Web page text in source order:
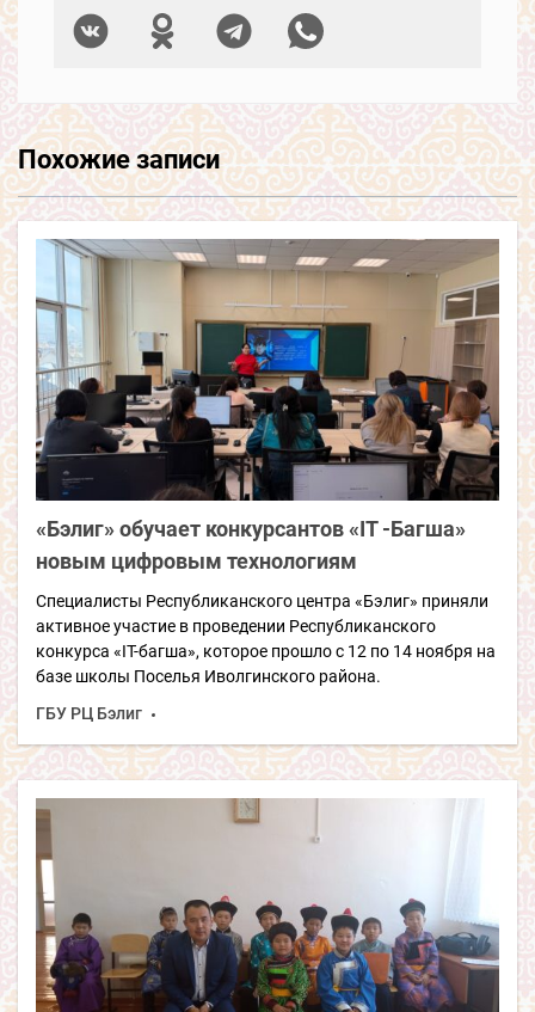
Похожие записи
«Бэлиг» обучает конкурсантов «IT -Багша»
новым цифровым технологиям
Специалисты Республиканского центра «Бэлиг» приняли
активное участие в проведении Республиканского
конкурса «IT-багша», которое прошло с 12 по 14 ноября на
базе школы Поселья Иволгинского района.
ГБУ РЦ Бэлиг